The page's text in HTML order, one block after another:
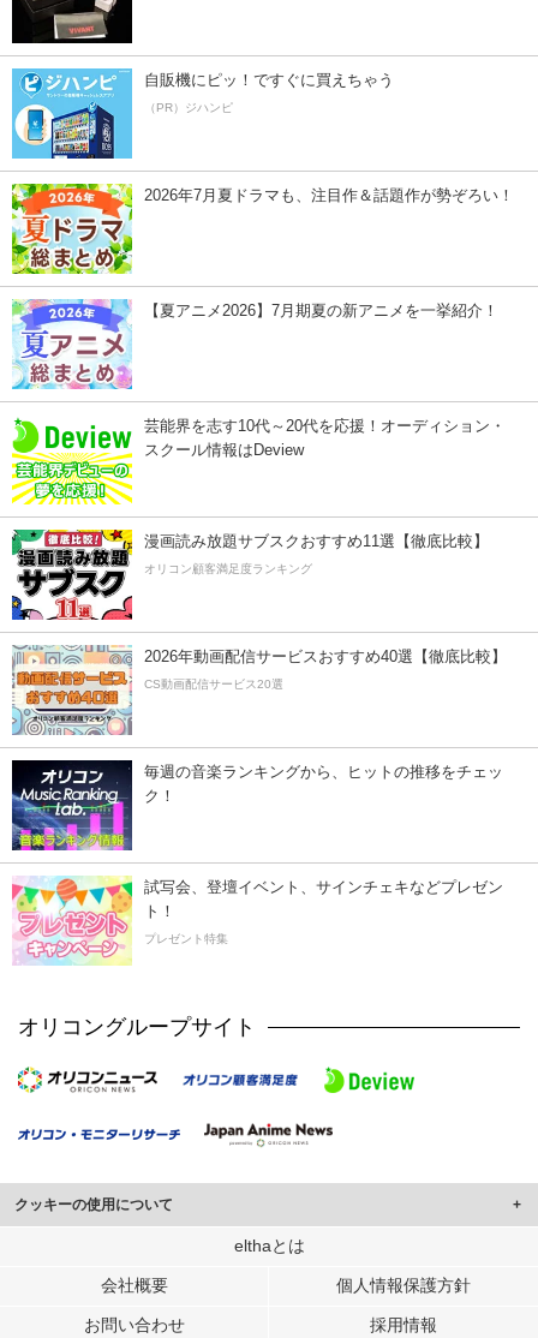
自販機にピッ！ですぐに買えちゃう
（PR）ジハンピ
2026年7月夏ドラマも、注目作＆話題作が勢ぞろい！
【夏アニメ2026】7月期夏の新アニメを一挙紹介！
芸能界を志す10代～20代を応援！オーディション・
スクール情報はDeview
漫画読み放題サブスクおすすめ11選【徹底比較】
オリコン顧客満足度ランキング
2026年動画配信サービスおすすめ40選【徹底比較】
CS動画配信サービス20選
毎週の音楽ランキングから、ヒットの推移をチェッ
ク！
試写会、登壇イベント、サインチェキなどプレゼン
ト！
プレゼント特集
オリコングループサイト
クッキーの使用について
このサイトでは Cookie を使用して、ユーザーに合わせたコンテンツや広告の
行っています。
メディアや広告配信、データ解析の各パートナーに提供しています。
elthaとは
会社概要 個人情報保護方針
お問い合わせ 採用情報